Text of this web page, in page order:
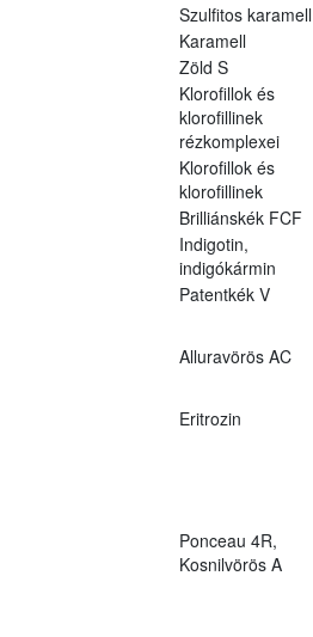
Szulfitos karamell
Karamell
Zöld S
Klorofillok és
klorofillinek
rézkomplexei
Klorofillok és
klorofillinek
Brilliánskék FCF
Indigotin,
indigókármin
Patentkék V
Alluravörös AC
Eritrozin
Ponceau 4R,
Kosnilvörös A